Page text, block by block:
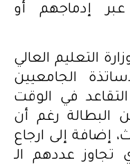
إدماجهم أو
التعليم العالي
الجامعيين
في الوقت
البطالة رغم أن
7 آلاف باحث، إضافة إلى ارجاع
تجاوز عددهم الـ